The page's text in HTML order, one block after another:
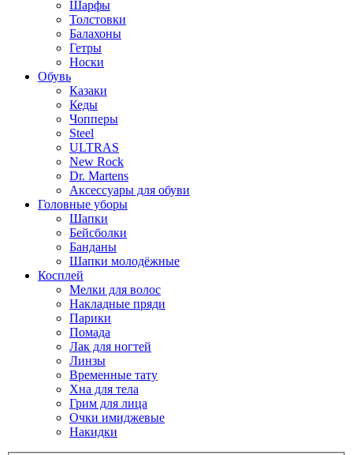
Шарфы
Толстовки
Балахоны
Гетры
Носки
Обувь
Казаки
Кеды
Чопперы
Steel
ULTRAS
New Rock
Dr. Martens
Аксессуары для обуви
Головные уборы
Шапки
Бейсболки
Банданы
Шапки молодёжные
Косплей
Мелки для волос
Накладные пряди
Парики
Помада
Лак для ногтей
Линзы
Временные тату
Хна для тела
Грим для лица
Очки имиджевые
Накидки